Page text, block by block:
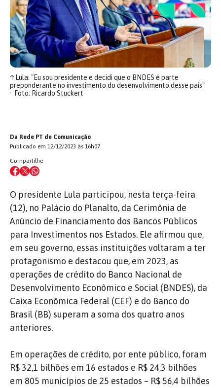
↑Lula: "Eu sou presidente e decidi que o BNDES é parte
preponderante no investimento do desenvolvimento desse país"
Foto: Ricardo Stuckert
Da Rede PT de Comunicação
Publicado em 12/12/2023 às 16h07
Compartilhe
O presidente Lula participou, nesta terça-feira
(12), no Palácio do Planalto, da Cerimônia de
Anúncio de Financiamento dos Bancos Públicos
para Investimentos nos Estados. Ele afirmou que,
em seu governo, essas instituições voltaram a ter
protagonismo e destacou que, em 2023, as
operações de crédito do Banco Nacional de
Desenvolvimento Econômico e Social (BNDES), da
Caixa Econômica Federal (CEF) e do Banco do
Brasil (BB) superam a soma dos quatro anos
anteriores.
Em operações de crédito, por ente público, foram
R$ 32,1 bilhões em 16 estados e R$ 24,3 bilhões
em 805 municípios de 25 estados – R$ 56,4 bilhões